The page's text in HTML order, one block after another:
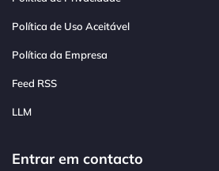
Política de Uso Aceitável
Política da Empresa
Feed RSS
LLM
Entrar em contacto